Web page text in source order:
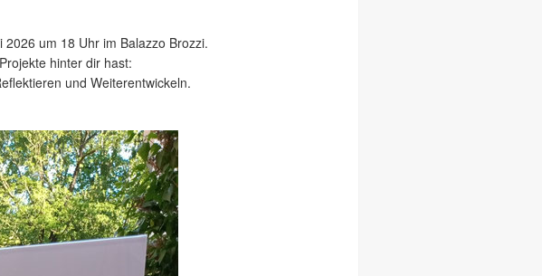
um 18 Uhr im Balazzo Brozzi.
hinter dir hast:
und Weiterentwickeln.